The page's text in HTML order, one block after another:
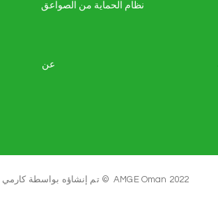
نظام الحماية من الصواعق
عن
تم إنشاؤه بواسطة كارمي لأبو ملاك المشاريع العالمية عمان - حقوق النشر © ️ AMGE Oman 2022